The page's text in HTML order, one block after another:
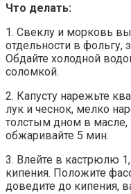
Что делать:
1. Свеклу и морковь
отдельности в фольгу,
Обдайте холодной
соломкой.
2. Капусту нарежьте
лук и чеснок, мелко
толстым дном в масле,
обжаривайте 5 мин.
3. Влейте в кастрюлю
кипения. Положите
доведите до кипения,